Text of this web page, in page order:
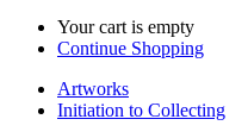
Your cart is empty
Continue Shopping
Artworks
Initiation to Collecting